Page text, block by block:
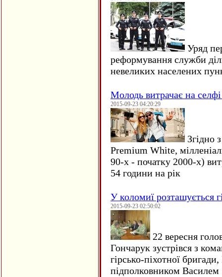
Уряд
реформування служби
невеликих населених
Молодь витрачає на
2015-09-23 04:20:29
Згідно
Premium White,
90-х - початку 2000-х)
54 години на рік
У коломиї розташується
2015-09-23 02:50:02
22 вересня
Гончарук зустрівся з
гірсько-піхотної
підполковником